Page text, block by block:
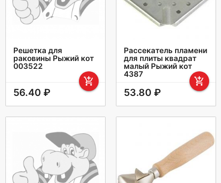
Решетка для
раковины Рыжий кот
003522
add_shopping_cart
56.40 ₽
Рассекатель пламени
для плиты квадрат
малый Рыжий кот
4387
add_shopping_cart
53.80 ₽